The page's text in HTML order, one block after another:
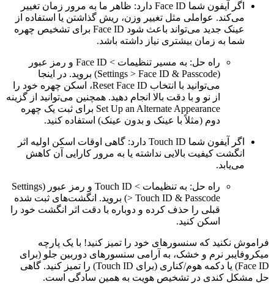
اگر آیفون شما Face ID دارد: ظاهر ما به مرور زمان تغییر
می‌کند. عواملی مثل تغییر وزن، ریش گذاشتن یا استفاده از
عینک جدید می‌تواند باعث شود Face ID برای تشخیص چهره
شما به زمان بیشتری نیاز داشته باشد.
راه حل: به مسیر
تنظیمات > Face ID و رمز عبور
(Settings > Face ID & Passcode)
بروید. در اینجا
می‌توانید با انتخاب Reset Face ID، اسکن چهره خود را
از نو و با دقت بالا انجام دهید. همچنین می‌توانید از گزینه
Set Up an Alternate Appearance برای ثبت یک چهره
دوم (مثلاً با عینک و بدون عینک) استفاده کنید.
اگر آیفون شما Touch ID دارد: گاهی اوقات اسکن اولیه اثر
انگشت کیفیت بالایی نداشته یا به مرور کارایی آن کاهش
می‌یابد.
راه حل: به
تنظیمات > Touch ID و رمز عبور (Settings
> Touch ID & Passcode) بروید. انگشت‌های ثبت شده
قبلی را حذف کرده و دوباره با دقت اثر انگشت خود را
اسکن کنید.
فراموش نکنید که سنسورهای خود را تمیز کنید! با یک پارچه
میکروفایبر نرم و خشک، به آرامی سنسورهای دوربین جلو (برای
Face ID) یا دکمه هوم/کناری (برای Touch ID) را تمیز کنید. گاهی
حل مشکل کندی در تشخیص هویت به همین سادگی است.